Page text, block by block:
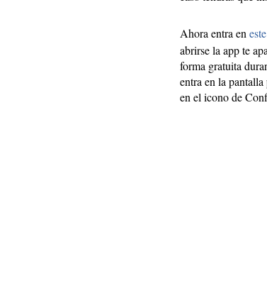
Ahora entra en
abrirse la app te
forma gratuita
entra en la
en el icono de